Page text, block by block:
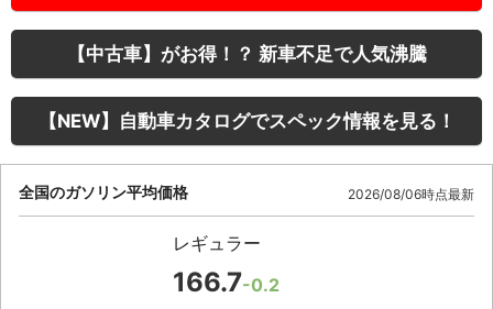
【中古車】がお得！？ 新車不足で人気沸騰
【NEW】自動車カタログでスペック情報を見る！
全国のガソリン平均価格 2026/08/06時点最新
レギュラー
166.7-0.2